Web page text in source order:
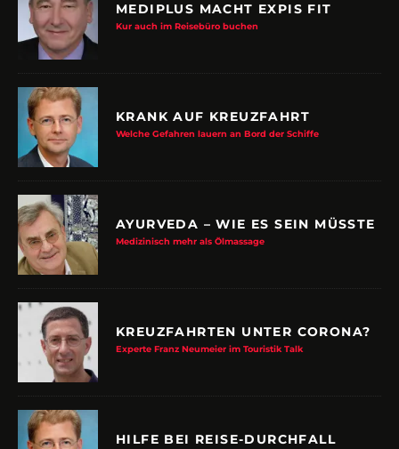
MEDIPLUS MACHT EXPIS FIT
Kur auch im Reisebüro buchen
KRANK AUF KREUZFAHRT
Welche Gefahren lauern an Bord der Schiffe
AYURVEDA – WIE ES SEIN MÜSSTE
Medizinisch mehr als Ölmassage
KREUZFAHRTEN UNTER CORONA?
Experte Franz Neumeier im Touristik Talk
HILFE BEI REISE-DURCHFALL